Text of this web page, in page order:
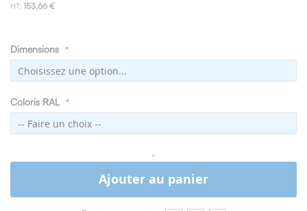
153,66 €
Dimensions
Coloris RAL
-
Ajouter au panier